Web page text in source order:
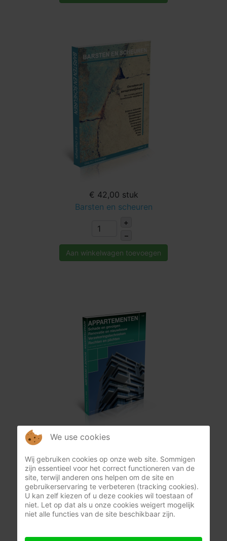
€ 42,00 stuk
Barsten en scheuren
+
–
Aan winkelwagen toevoegen
Appartementen - Schade en gevolgen
+
–
Aan winkelwagen toevoegen
We use cookies
Wij gebruiken cookies op onze web site. Sommigen
zijn essentieel voor het correct functioneren van de
site, terwijl anderen ons helpen om de site en
gebruikerservaring te verbeteren (tracking cookies).
U kan zelf kiezen of u deze cookies wil toestaan of
niet. Let op dat als u onze cookies weigert mogelijk
niet alle functies van de site beschikbaar zijn.